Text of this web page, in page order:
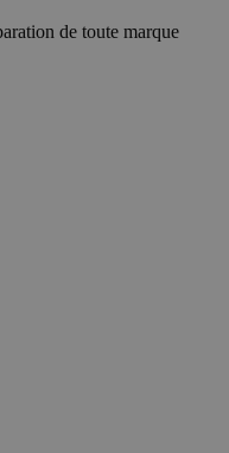
de toute marque